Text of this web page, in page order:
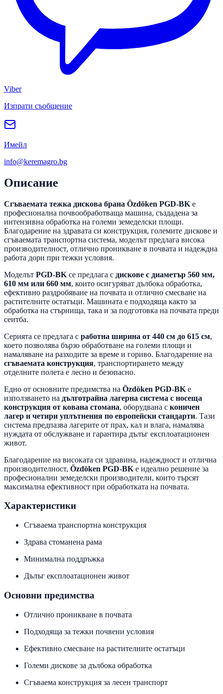
Viber
Изпрати съобщение
Имейл
info@keremagro.bg
Описание
Сгъваемата тежка дискова брана Özdöken PGD-BK е
професионална почвообработваща машина, създадена за
интензивна обработка на големи земеделски площи.
Благодарение на здравата си конструкция, големите дискове и
сгъваемата транспортна система, моделът предлага висока
производителност, отлично проникване в почвата и надеждна
работа дори при тежки условия.
Моделът PGD-BK се предлага с дискове с диаметър 560 мм,
610 мм или 660 мм, които осигуряват дълбока обработка,
ефективно раздробяване на почвата и отлично смесване на
растителните остатъци. Машината е подходяща както за
обработка на стърнища, така и за подготовка на почвата преди
сеитба.
Серията се предлага с работна ширина от 440 см до 615 см,
което позволява бързо обработване на големи площи и
намаляване на разходите за време и гориво. Благодарение на
сгъваемата конструкция, транспортирането между
отделните полета е лесно и безопасно.
Едно от основните предимства на Özdöken PGD-BK е
използването на дълготрайна лагерна система с носеща
конструкция от кована стомана, оборудвана с коничен
лагер и четири уплътнения по европейски стандарти. Тази
система предпазва лагерите от прах, кал и влага, намалява
нуждата от обслужване и гарантира дълъг експлоатационен
живот.
Благодарение на високата си здравина, надеждност и отлична
производителност, Özdöken PGD-BK е идеално решение за
професионални земеделски производители, които търсят
максимална ефективност при обработката на почвата.
Характеристики
Сгъваема транспортна конструкция
Здрава стоманена рама
Минимална поддръжка
Дълъг експлоатационен живот
Основни предимства
Отлично проникване в почвата
Подходяща за тежки почвени условия
Ефективно смесване на растителните остатъци
Големи дискове за дълбока обработка
Сгъваема конструкция за лесен транспорт